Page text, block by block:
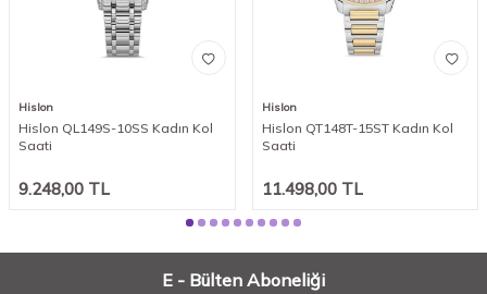
Hislon
Hislon QL149S-10SS Kadın Kol
Saati
9.248,00 TL
Hislon
Hislon QT148T-15ST Kadın Kol
Saati
11.498,00TL
E - Bülten Aboneliği